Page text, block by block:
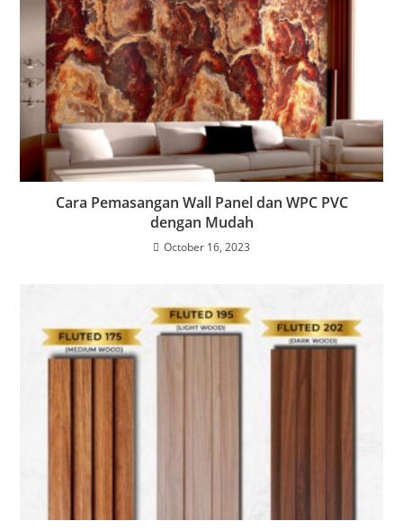
Cara Pemasangan Wall Panel dan WPC PVC
dengan Mudah
October 16, 2023